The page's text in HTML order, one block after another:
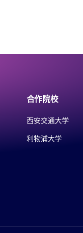
合作院校
西安交通大学
利物浦大学